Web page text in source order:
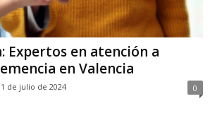
Expertos en atención a
en Valencia
1 de julio de 2024 0